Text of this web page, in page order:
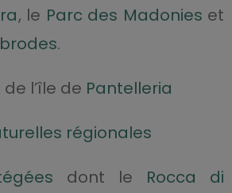
, le Parc des Madonies et
.
de l’île de Pantelleria
régionales
dont le Rocca di